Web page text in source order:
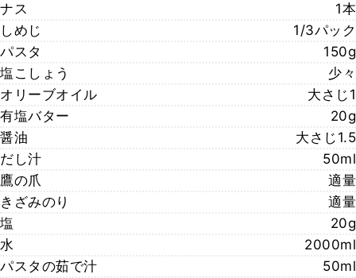
ナス
1本
しめじ
1/3パック
パスタ
150g
塩こしょう
少々
オリーブオイル
大さじ1
有塩バター
20g
醤油
大さじ1.5
だし汁
50ml
鷹の爪
適量
きざみのり
適量
塩
20g
水
2000ml
パスタの茹で汁
50ml